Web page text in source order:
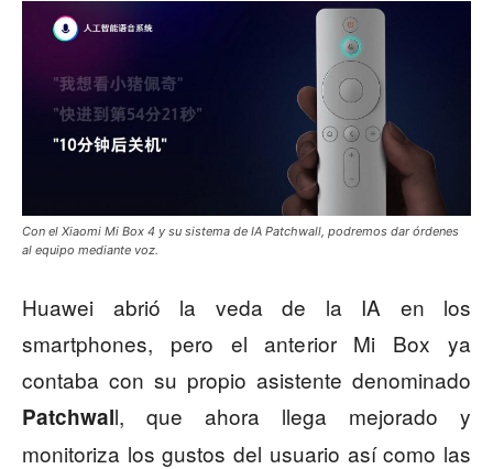
Con el Xiaomi Mi Box 4 y su sistema de IA Patchwall, podremos dar órdenes
al equipo mediante voz.
Huawei abrió la veda de la IA en los
smartphones, pero el anterior Mi Box ya
contaba con su propio asistente denominado
Patchwall, que ahora llega mejorado y
monitoriza los gustos del usuario así como las